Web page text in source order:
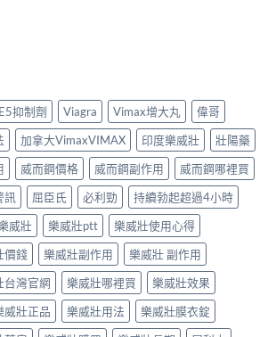
抑制劑 Viagra Vimax增大丸
偉哥
加拿大VimaxVIMAX 印度樂威壯
壯陽藥
威而鋼價格 威而鋼副作用
威而鋼哪裡買
訊 屈臣氏 必利勁
持續勃起超過4小時
威壯 樂威壯ptt
樂威壯使用心得
價錢 樂威壯副作用
樂威壯 副作用
台灣官網 樂威壯哪裡買
樂威壯效果
威壯正品 樂威壯用法
樂威壯膜衣錠